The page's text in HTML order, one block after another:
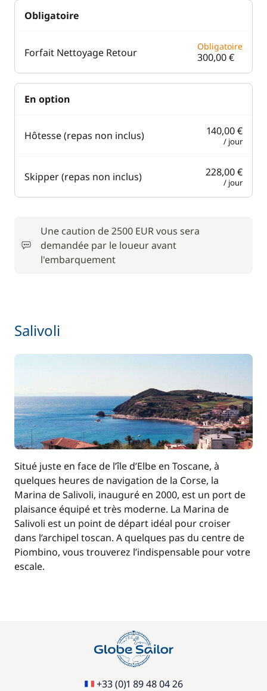
Obligatoire
Forfait Nettoyage Retour Obligatoire
300,00 €
En option
Hôtesse (repas non inclus) 140,00 €
/ jour
Skipper (repas non inclus) 228,00 €
/ jour
Une caution de 2500 EUR vous sera
demandée par le loueur avant
l'embarquement
Salivoli
Situé juste en face de l’île d’Elbe en Toscane, à
quelques heures de navigation de la Corse, la
Marina de Salivoli, inauguré en 2000, est un port de
plaisance équipé et très moderne. La Marina de
Salivoli est un point de départ idéal pour croiser
dans l’archipel toscan. A quelques pas du centre de
Piombino, vous trouverez l’indispensable pour votre
escale.
+33 (0)1 89 48 04 26